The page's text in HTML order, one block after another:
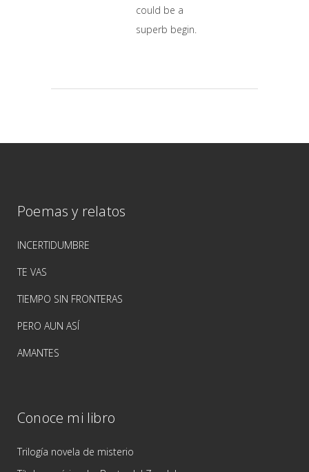
could be a
superb begin.
Poemas y relatos
INCERTIDUMBRE
TE VAS
TIEMPO SIN FRONTERAS
PERO AUN ASÍ
AMANTES
Conoce mi libro
Trilogía novela de misterio